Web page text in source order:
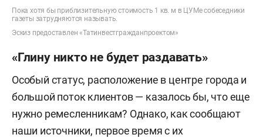
Пока хотя бы приблизительную стоимость 1 кв. м в ЦУМе собеседники
газеты затрудняются называть.
Эскиз предоставлен «Татинвестгражданпроектом»
«Глину никто не будет раздавать»
Особый статус, расположение в центре города и
большой поток клиентов — казалось бы, что еще
нужно ремесленникам? Однако, как сообщают
наши источники, первое время с их